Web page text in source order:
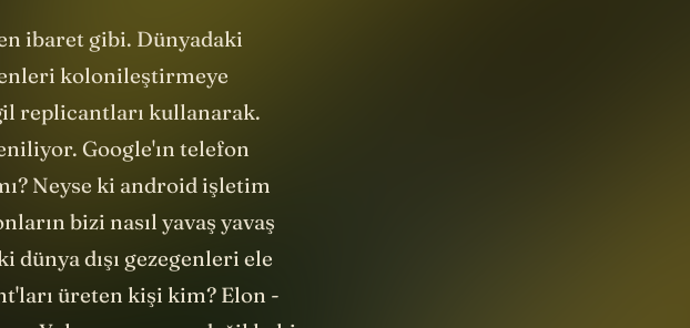
ibaret gibi. Dünyadaki
kolonileştirmeye
replicantları kullanarak.
Google'ın telefon
Neyse ki android işletim
bizi nasıl yavaş yavaş
dışı gezegenleri ele
üreten kişi kim? Elon -